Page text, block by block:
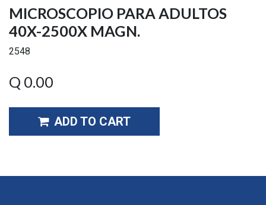
MICROSCOPIO PARA ADULTOS
40X-2500X MAGN.
2548
Q 0.00
ADD TO CART